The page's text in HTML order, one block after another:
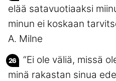
elää satavuotiaaksi
minun ei koskaan
A. Milne
“Ei ole väliä, missä
minä rakastan sinua